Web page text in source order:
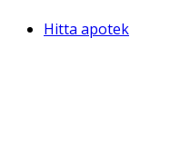
Hitta apotek